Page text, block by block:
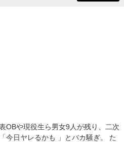
OBや現役生ら男女9人が残り、二次
今日ヤレるかも 」とバカ騒ぎ。 た